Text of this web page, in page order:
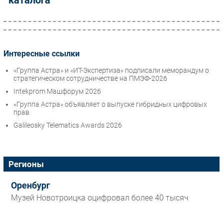
Интересные ссылки
«Группа Астра» и «ИТ-Экспертиза» подписали меморандум о
стратегическом сотрудничестве на ПМЭФ-2026
Intekprom Машфорум 2026
«Группа Астра» объявляет о выпуске гибридных цифровых
прав
Galileosky Telematics Awards 2026
Регионы
Оренбург
Музей Новотроицка оцифровал более 40 тысяч